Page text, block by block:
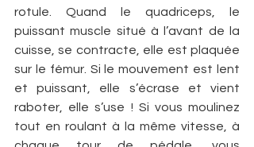
rotule. Quand le quadriceps, le
puissant muscle situé à l’avant de la
cuisse, se contracte, elle est plaquée
sur le fémur. Si le mouvement est lent
et puissant, elle s’écrase et vient
raboter, elle s’use ! Si vous moulinez
tout en roulant à la même vitesse, à